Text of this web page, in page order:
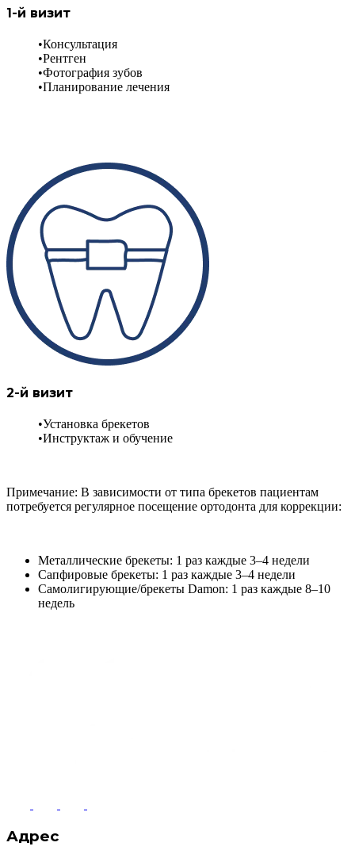
1-й визит
Консультация
Рентген
Фотография зубов
Планирование лечения
2-й визит
Установка брекетов
Инструктаж и обучение
Примечание: В зависимости от типа брекетов пациентам
потребуется регулярное посещение ортодонта для коррекции:
Металлические брекеты: 1 раз каждые 3–4 недели
Сапфировые брекеты: 1 раз каждые 3–4 недели
Самолигирующие/брекеты Damon: 1 раз каждые 8–10
недель
Адрес